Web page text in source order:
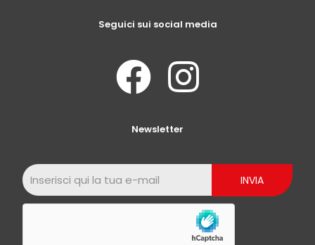
Seguici sui social media
Newsletter